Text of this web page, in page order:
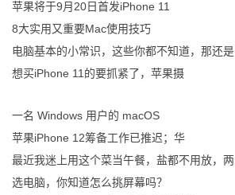
苹果将于9月20日首发iPhone 11
8大实用又重要Mac使用技巧
电脑基本的小常识，这些你都不知道，那还是
想买iPhone 11的要抓紧了，苹果摄
一名 Windows 用户的 macOS
苹果iPhone 12筹备工作已推迟；华
最近我迷上用这个菜当午餐，盐都不用放，两
选电脑，你知道怎么挑屏幕吗？